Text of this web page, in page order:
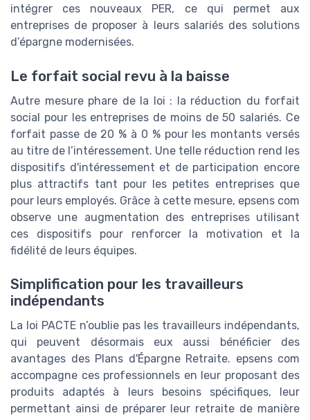
intégrer ces nouveaux PER, ce qui permet aux
entreprises de proposer à leurs salariés des solutions
d’épargne modernisées.
Le forfait social revu à la baisse
Autre mesure phare de la loi : la réduction du forfait
social pour les entreprises de moins de 50 salariés. Ce
forfait passe de 20 % à 0 % pour les montants versés
au titre de l’intéressement. Une telle réduction rend les
dispositifs d'intéressement et de participation encore
plus attractifs tant pour les petites entreprises que
pour leurs employés. Grâce à cette mesure, epsens com
observe une augmentation des entreprises utilisant
ces dispositifs pour renforcer la motivation et la
fidélité de leurs équipes.
Simplification pour les travailleurs
indépendants
La loi PACTE n’oublie pas les travailleurs indépendants,
qui peuvent désormais eux aussi bénéficier des
avantages des Plans d'Épargne Retraite. epsens com
accompagne ces professionnels en leur proposant des
produits adaptés à leurs besoins spécifiques, leur
permettant ainsi de préparer leur retraite de manière